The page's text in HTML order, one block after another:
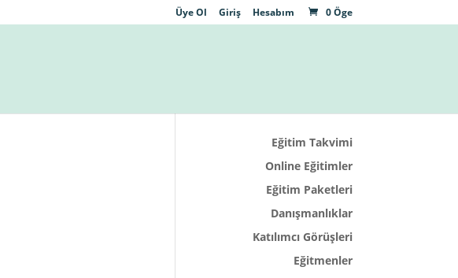
Üye Ol Giriş Hesabım 0 Öge
Eğitim Takvimi
Online Eğitimler
Eğitim Paketleri
Danışmanlıklar
Katılımcı Görüşleri
Eğitmenler